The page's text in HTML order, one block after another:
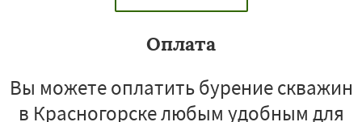
Оплата
Вы можете оплатить бурение скважин
в Красногорске любым удобным для